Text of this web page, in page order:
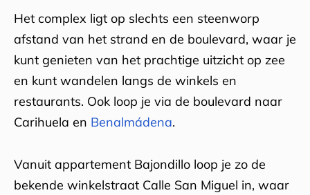
Het complex ligt op slechts een steenworp
afstand van het strand en de boulevard, waar je
kunt genieten van het prachtige uitzicht op zee
en kunt wandelen langs de winkels en
restaurants. Ook loop je via de boulevard naar
Carihuela en Benalmádena.
Vanuit appartement Bajondillo loop je zo de
bekende winkelstraat Calle San Miguel in, waar